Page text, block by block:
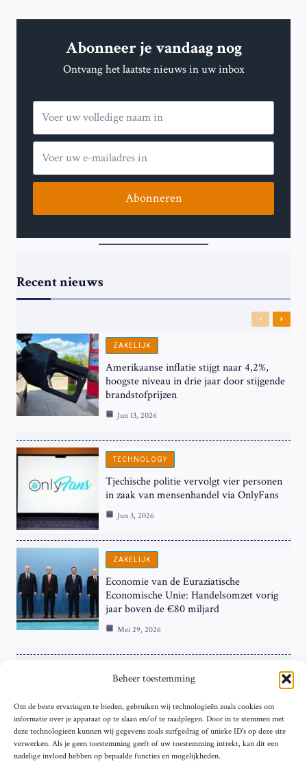
Beheer toestemming
Om de beste ervaringen te bieden, gebruiken wij technologieën zoals cookies om
informatie over je apparaat op te slaan en/of te raadplegen. Door in te stemmen met
deze technologieën kunnen wij gegevens zoals surfgedrag of unieke ID's op deze site
verwerken. Als je geen toestemming geeft of uw toestemming intrekt, kan dit een
nadelige invloed hebben op bepaalde functies en mogelijkheden.
Abonneer je vandaag nog
Ontvang het laatste nieuws in uw inbox
Abonneren
Recent nieuws
Previous
Next
ZAKELIJK
Amerikaanse inflatie stijgt naar 4,2%,
hoogste niveau in drie jaar door stijgende
brandstofprijzen
Jun 13, 2026
TECHNOLOGY
Tjechische politie vervolgt vier personen
in zaak van mensenhandel via OnlyFans
Jun 3, 2026
ZAKELIJK
Economie van de Euraziatische
Economische Unie: Handelsomzet vorig
jaar boven de €80 miljard
Mei 29, 2026
ZAKELIJK
Hardnekkige Inflatie bij de ‘Grote Vier’
van de Eurozone
Mei 29, 2026